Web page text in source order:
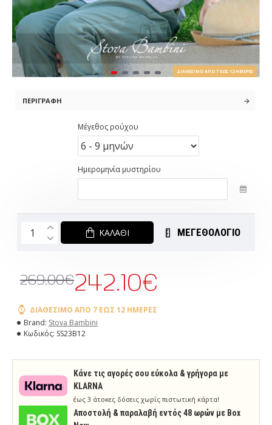
ΔΙΑΘΈΣΙΜΟ ΑΠΌ 7 ΈΩΣ 12 ΗΜΈΡΕΣ
ΠΕΡΙΓΡΑΦΉ
ΔΙΑΘΈΣΙΜΟ ΑΠΌ 7 ΈΩΣ 12 ΗΜΈΡΕΣ
Brand: Stova Bambini
Κωδικός: SS23B12
242.10€
269.00€
Μέγεθος ρούχου
Ημερομηνία μυστηρίου
ΚΑΛΆΘΙ ΜΕΓΕΘΟΛΟΓΙΟ
Κάνε τις αγορές σου εύκολα & γρήγορα με
KLARNA
έως 3 άτοκες δόσεις χωρίς πιστωτική κάρτα!
Aποστολή & παραλαβή εντός 48 ωρών με Box